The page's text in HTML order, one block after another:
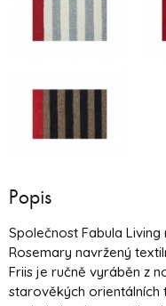
Popis
Společnost Fabula
Rosemary navržený
Friis je ručně vyráběn z
starověkých orientálních